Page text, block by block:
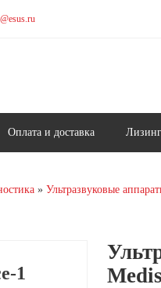
Оплата и доставка Лизинг
Ультразвуковые
1